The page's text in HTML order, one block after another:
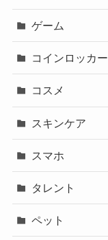
ゲーム
コインロッカー
コスメ
スキンケア
スマホ
タレント
ペット